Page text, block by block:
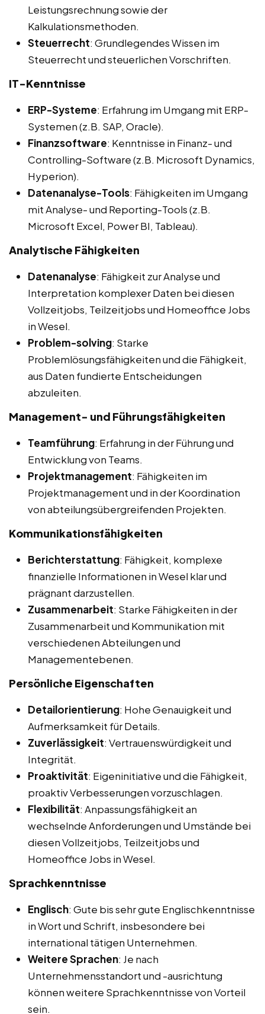
Leistungsrechnung sowie der
Kalkulationsmethoden.
Steuerrecht: Grundlegendes Wissen im
Steuerrecht und steuerlichen Vorschriften.
IT-Kenntnisse
ERP-Systeme: Erfahrung im Umgang mit ERP-
Systemen (z.B. SAP, Oracle).
Finanzsoftware: Kenntnisse in Finanz- und
Controlling-Software (z.B. Microsoft Dynamics,
Hyperion).
Datenanalyse-Tools: Fähigkeiten im Umgang
mit Analyse- und Reporting-Tools (z.B.
Microsoft Excel, Power BI, Tableau).
Analytische Fähigkeiten
Datenanalyse: Fähigkeit zur Analyse und
Interpretation komplexer Daten bei diesen
Vollzeitjobs, Teilzeitjobs und Homeoffice Jobs
in Wesel.
Problem-solving: Starke
Problemlösungsfähigkeiten und die Fähigkeit,
aus Daten fundierte Entscheidungen
abzuleiten.
Management- und Führungsfähigkeiten
Teamführung: Erfahrung in der Führung und
Entwicklung von Teams.
Projektmanagement: Fähigkeiten im
Projektmanagement und in der Koordination
von abteilungsübergreifenden Projekten.
Kommunikationsfähigkeiten
Berichterstattung: Fähigkeit, komplexe
finanzielle Informationen in Wesel klar und
prägnant darzustellen.
Zusammenarbeit: Starke Fähigkeiten in der
Zusammenarbeit und Kommunikation mit
verschiedenen Abteilungen und
Managementebenen.
Persönliche Eigenschaften
Detailorientierung: Hohe Genauigkeit und
Aufmerksamkeit für Details.
Zuverlässigkeit: Vertrauenswürdigkeit und
Integrität.
Proaktivität: Eigeninitiative und die Fähigkeit,
proaktiv Verbesserungen vorzuschlagen.
Flexibilität: Anpassungsfähigkeit an
wechselnde Anforderungen und Umstände bei
diesen Vollzeitjobs, Teilzeitjobs und
Homeoffice Jobs in Wesel.
Sprachkenntnisse
Englisch: Gute bis sehr gute Englischkenntnisse
in Wort und Schrift, insbesondere bei
international tätigen Unternehmen.
Weitere Sprachen: Je nach
Unternehmensstandort und -ausrichtung
können weitere Sprachkenntnisse von Vorteil
sein.